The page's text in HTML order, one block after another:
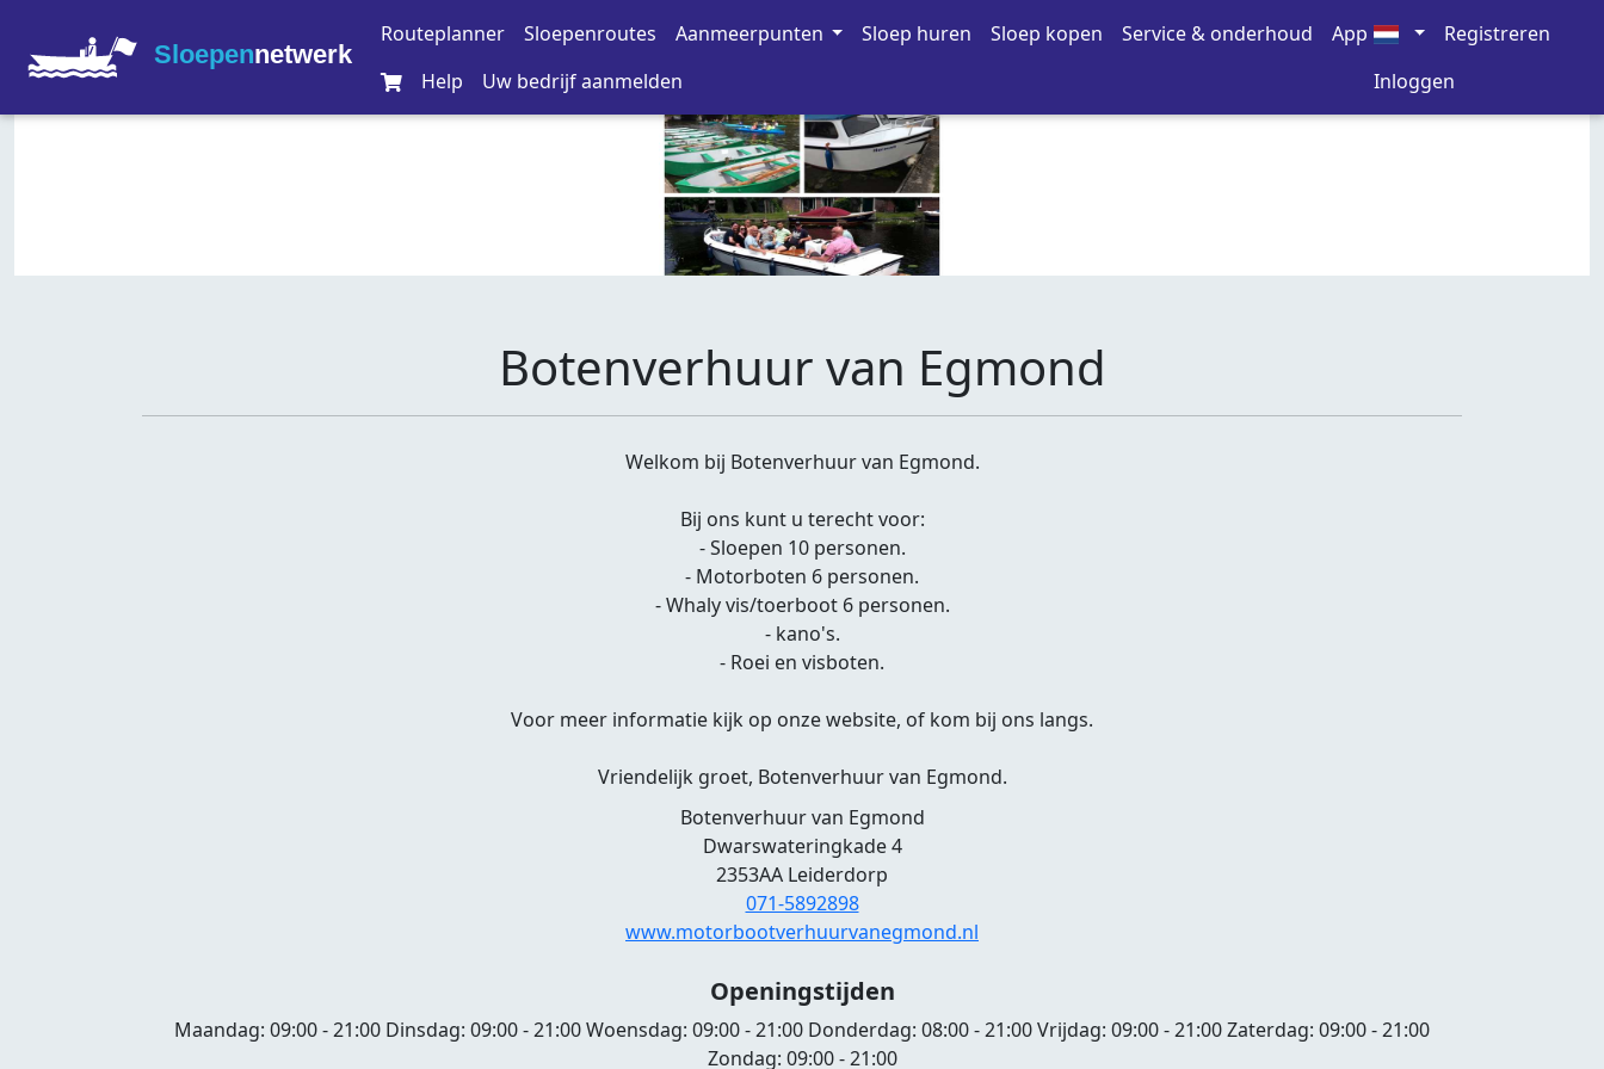
Sloepennetwerk
Routeplanner Sloepenroutes Aanmeerpunten Sloep huren Sloep kopen Service & onderhoud
App
Help
Uw bedrijf aanmelden
Registreren
Inloggen
Botenverhuur van Egmond
Welkom bij Botenverhuur van Egmond.
Bij ons kunt u terecht voor:
- Sloepen 10 personen.
- Motorboten 6 personen.
- Whaly vis/toerboot 6 personen.
- kano's.
- Roei en visboten.
Voor meer informatie kijk op onze website, of kom bij ons langs.
Vriendelijk groet, Botenverhuur van Egmond.
Botenverhuur van Egmond
Dwarswateringkade 4
2353AA Leiderdorp
071-5892898
www.motorbootverhuurvanegmond.nl
Openingstijden
Maandag: 09:00 - 21:00 Dinsdag: 09:00 - 21:00Woensdag: 09:00 - 21:00 Donderdag: 08:00 - 21:00Vrijdag: 09:00 - 21:00Zaterdag: 09:00 - 21:00
Zondag: 09:00 - 21:00